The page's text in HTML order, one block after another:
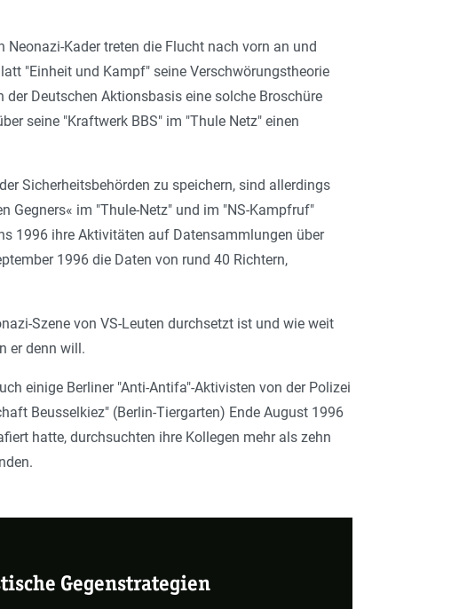
Kader treten die Flucht nach vorn an und
"Einheit und Kampf" seine Verschwörungstheorie
Deutschen Aktionsbasis eine solche Broschüre
seine "Kraftwerk BBS" im "Thule Netz" einen
Sicherheitsbehörden zu speichern, sind allerdings
Gegners« im "Thule-Netz" und im "NS-Kampfruf"
1996 ihre Aktivitäten auf Datensammlungen über
1996 die Daten von rund 40 Richtern,
Szene von VS-Leuten durchsetzt ist und wie weit
er denn will.
einige Berliner "Anti-Antifa"-Aktivisten von der Polizei
Beusselkiez" (Berlin-Tiergarten) Ende August 1996
hatte, durchsuchten ihre Kollegen mehr als zehn
Gegenstrategien